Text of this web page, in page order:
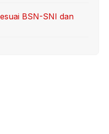
BSN-SNI dan